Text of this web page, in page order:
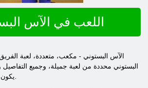
اللعب في الآس
الآس البستوني - مكعب، متعددة، لعبة
البستوني محددة من لعبة جميلة، وجميع التفاصيل